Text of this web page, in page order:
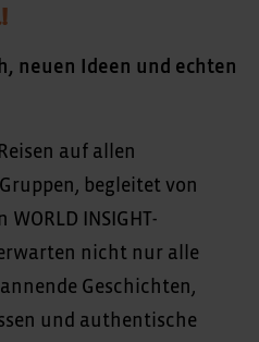
neuen Ideen und echten
auf allen
begleitet von
INSIGHT-
nicht nur alle
Geschichten,
und authentische